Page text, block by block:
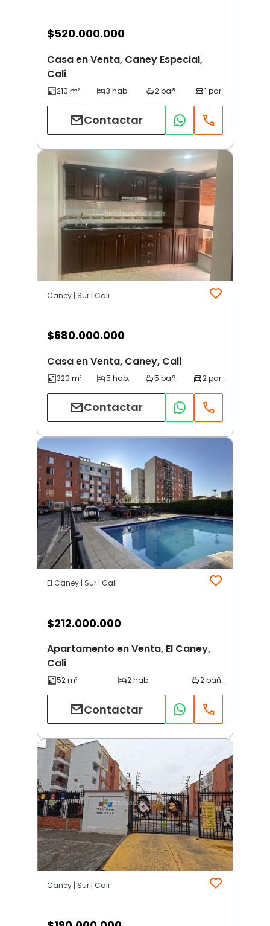
$520.000.000
Casa en Venta, Caney Especial,
Cali
Contactar
Caney | Sur | Cali
$680.000.000
Casa en Venta, Caney, Cali
Contactar
El Caney | Sur | Cali
$212.000.000
Apartamento en Venta, El Caney,
Cali
Contactar
Caney | Sur | Cali